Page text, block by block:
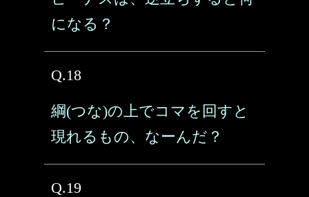
になる？
Q.18
綱(つな)の上でコマを回すと
現れるもの、なーんだ？
Q.19